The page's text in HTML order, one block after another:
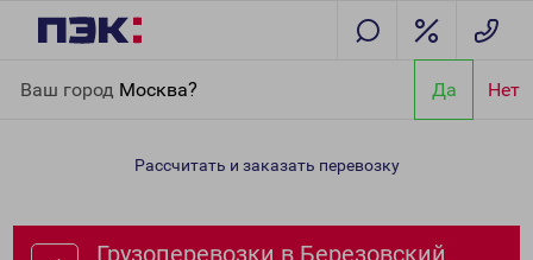
Ваш город Москва? Да Нет
(Свердловская обл.)
Рассчитать и заказать перевозку
Грузоперевозки в Березовский